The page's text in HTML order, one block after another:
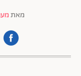
מאת